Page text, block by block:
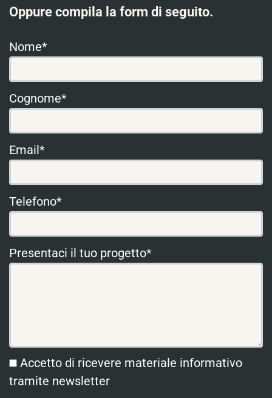
Oppure compila la form di seguito.
Nome*
Cognome*
Email*
Telefono*
Presentaci il tuo progetto*
Accetto di ricevere materiale informativo
tramite newsletter